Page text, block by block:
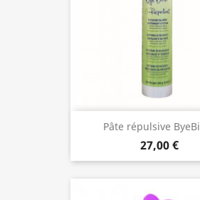
Pâte répulsive
27,00 €